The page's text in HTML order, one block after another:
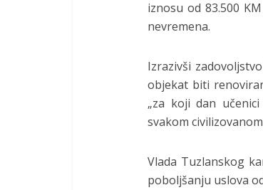
iznosu od 83.500
nevremena.
Izrazivši
objekat biti
„za koji dan
svakom
Vlada Tuzlanskog
poboljšanju uslova